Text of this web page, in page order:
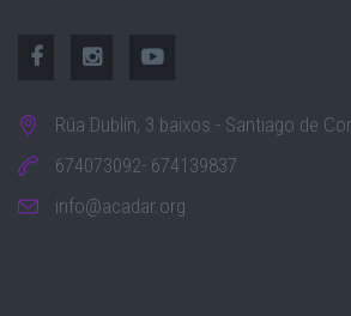
Rúa Dublín, 3 baixos - Santiago de
674073092- 674139837
info@acadar.org